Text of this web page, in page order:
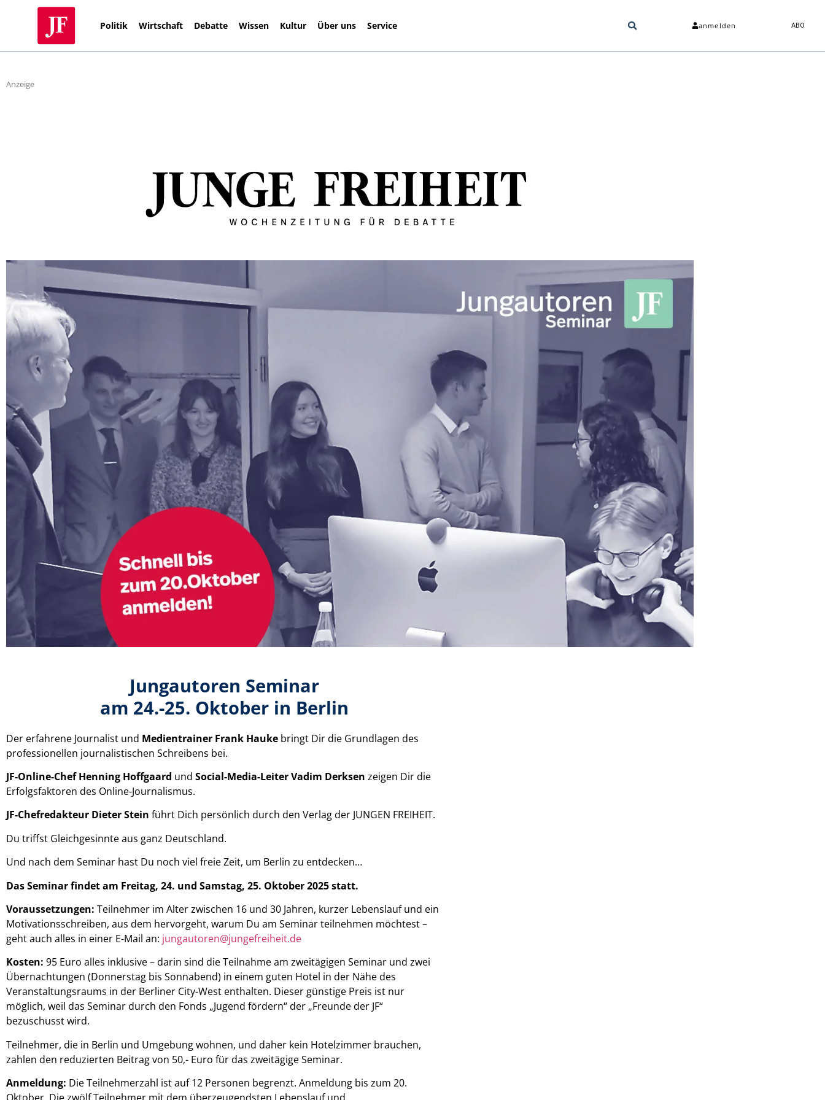
Politik Wirtschaft Debatte Wissen Kultur Über uns Service anmelden ABO
Anzeige
Jungautoren Seminar
am 24.-25. Oktober in Berlin
Der erfahrene Journalist und Medientrainer Frank Hauke bringt Dir die Grundlagen des
professionellen journalistischen Schreibens bei.
JF-Online-Chef Henning Hoffgaard und Social-Media-Leiter Vadim Derksen zeigen Dir die
Erfolgsfaktoren des Online-Journalismus.
JF-Chefredakteur Dieter Stein führt Dich persönlich durch den Verlag der JUNGEN FREIHEIT.
Du triffst Gleichgesinnte aus ganz Deutschland.
Und nach dem Seminar hast Du noch viel freie Zeit, um Berlin zu entdecken…
Das Seminar findet am Freitag, 24. und Samstag, 25. Oktober 2025 statt.
Voraussetzungen: Teilnehmer im Alter zwischen 16 und 30 Jahren, kurzer Lebenslauf und ein
Motivationsschreiben, aus dem hervorgeht, warum Du am Seminar teilnehmen möchtest –
geht auch alles in einer E-Mail an: jungautoren@jungefreiheit.de
Kosten: 95 Euro alles inklusive – darin sind die Teilnahme am zweitägigen Seminar und zwei
Übernachtungen (Donnerstag bis Sonnabend) in einem guten Hotel in der Nähe des
Veranstaltungsraums in der Berliner City-West enthalten. Dieser günstige Preis ist nur
möglich, weil das Seminar durch den Fonds „Jugend fördern“ der „Freunde der JF“
bezuschusst wird.
Teilnehmer, die in Berlin und Umgebung wohnen, und daher kein Hotelzimmer brauchen,
zahlen den reduzierten Beitrag von 50,- Euro für das zweitägige Seminar.
Anmeldung: Die Teilnehmerzahl ist auf 12 Personen begrenzt. Anmeldung bis zum 20.